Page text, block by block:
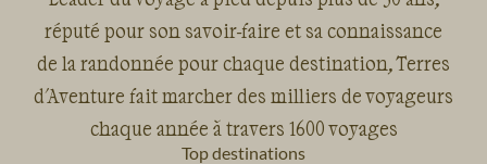
réputé pour son savoir-faire et sa connaissance
de la randonnée pour chaque destination, Terres
d'Aventure fait marcher des milliers de voyageurs
chaque année à travers 1600 voyages
Top destinations